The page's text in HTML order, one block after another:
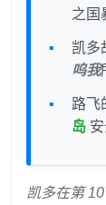
之国
凯多
呜我
路飞
岛
凯多在第